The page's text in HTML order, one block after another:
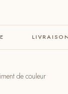
de couleur